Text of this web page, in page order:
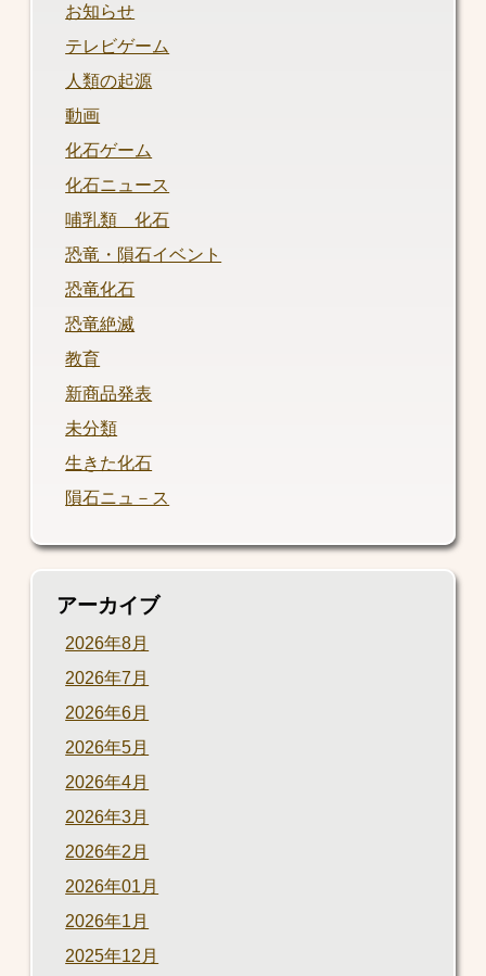
お知らせ
テレビゲーム
人類の起源
動画
化石ゲーム
化石ニュース
哺乳類 化石
恐竜・隕石イベント
恐竜化石
恐竜絶滅
教育
新商品発表
未分類
生きた化石
隕石ニュ－ス
アーカイブ
2026年8月
2026年7月
2026年6月
2026年5月
2026年4月
2026年3月
2026年2月
2026年01月
2026年1月
2025年12月